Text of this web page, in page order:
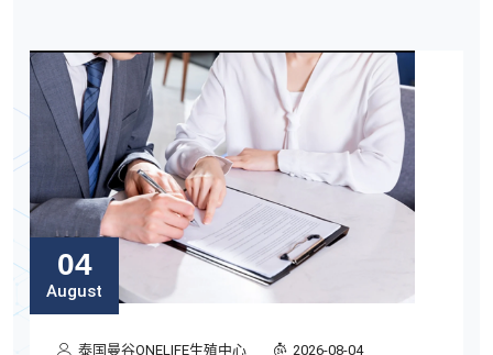
04
August
泰国曼谷ONELIFE生殖中心 2026-08-04